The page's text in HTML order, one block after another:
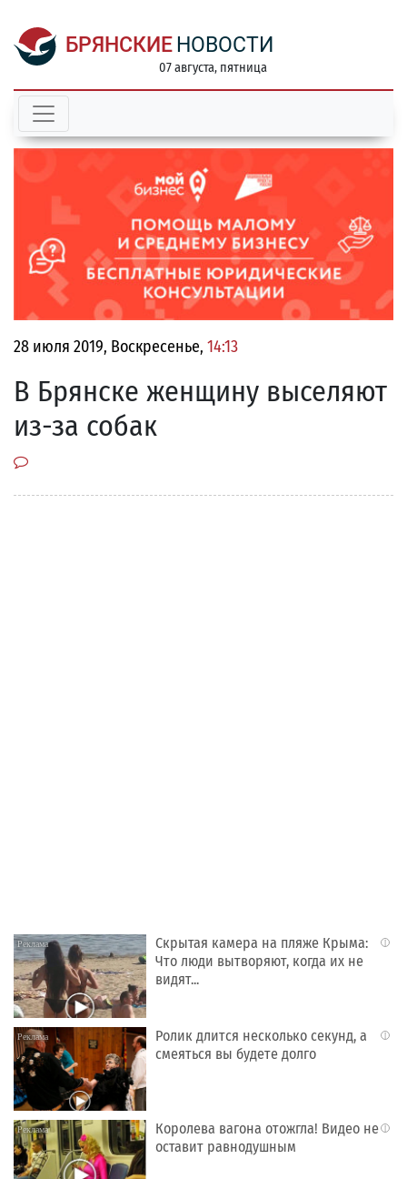
БРЯНСКИЕ НОВОСТИ
07 августа, пятница
28 июля 2019, Воскресенье, 14:13
В Брянске женщину выселяют
из-за собак
i
Скрытая камера на пляже Крыма:
Что люди вытворяют, когда их не
видят...
i
Ролик длится несколько секунд, а
смеяться вы будете долго
i
Королева вагона отожгла! Видео не
оставит равнодушным